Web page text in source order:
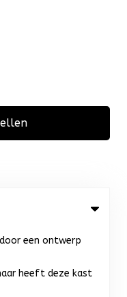
een ontwerp
heeft deze kast